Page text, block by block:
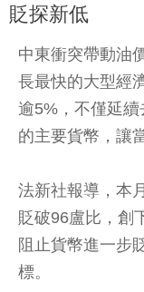
貶探新低
中東衝突帶動油
長最快的大型經
逾5%，不僅延
的主要貨幣，讓
法新社報導，本
貶破96盧比，創
阻止貨幣進一步
標。